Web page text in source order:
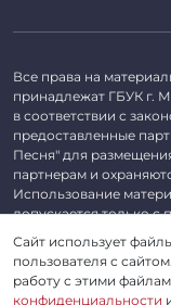
Все права на
принадлежат ГБУК г.
в соответствии с
предоставленные
Песня" для
партнерам и
Использование
допускается только с
©2026 ГБУК г. Москвы
Сайт использует
пользователя с
работу с этими
конфиденциальности